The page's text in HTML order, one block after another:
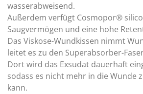
wasserabweisend.
Außerdem verfügt Cosmopor®
Saugvermögen und eine hohe
Das Viskose-Wundkissen nimmt
leitet es zu den Superabsorber-
Dort wird das Exsudat dauerhaft
sodass es nicht mehr in die Wunde
kann.